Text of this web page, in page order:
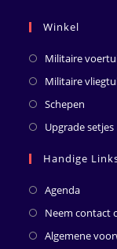
Winkel
Militaire
Militaire
Schepen
Upgrade setjes
Handige
Agenda
Neem contact
Algemene